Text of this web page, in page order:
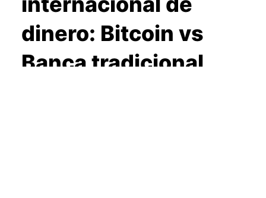
dinero: Bitcoin vs
Banca tradicional